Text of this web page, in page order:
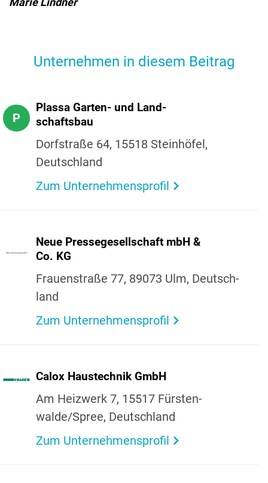
Unternehmen in diesem Beitrag
P
Plassa Garten- und Land­
schaftsbau
Dorf­straße 64, 15518 Stein­höfel,
Deutsch­land
Zum Unternehmensprofil
Neue Pres­se­ge­sell­schaft mbH &
Co. KG
Frau­en­straße 77, 89073 Ulm, Deutsch­
land
Zum Unternehmensprofil
Calox Haus­technik GmbH
Am Heiz­werk 7, 15517 Fürs­ten­
walde/Spree, Deutsch­land
Zum Unternehmensprofil